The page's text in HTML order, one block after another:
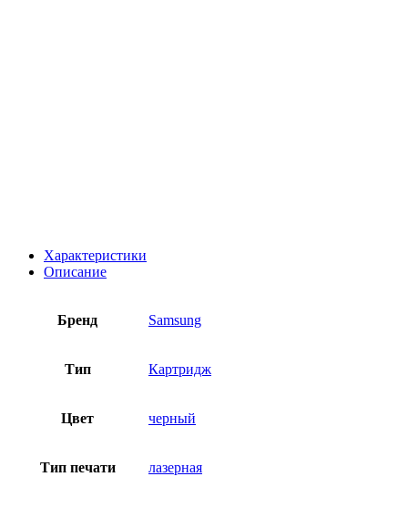
Характеристики
Описание
Бренд Samsung
Тип Картридж
Цвет черный
Тип печати лазерная